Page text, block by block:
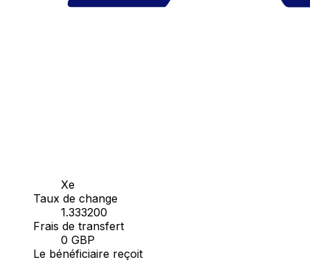
Xe
Taux de change
1.333200
Frais de transfert
0 GBP
Le bénéficiaire reçoit